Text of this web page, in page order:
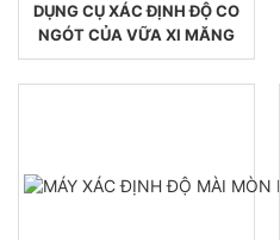
DỤNG CỤ XÁC ĐỊNH ĐỘ CO
NGÓT CỦA VỮA XI MĂNG